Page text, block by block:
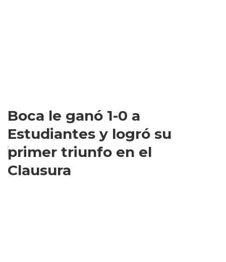
Boca le ganó 1-0 a
Estudiantes y logró su
primer triunfo en el
Clausura